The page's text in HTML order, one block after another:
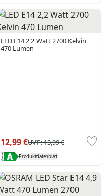
LED E14 2,2 Watt 2700 Kelvin
470 Lumen
12,99 €UVP:13,99 €
Produktdatenblatt